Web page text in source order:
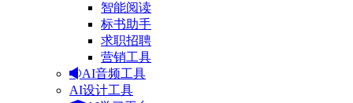
智能阅读
标书助手
求职招聘
营销工具
AI音频工具
AI设计工具